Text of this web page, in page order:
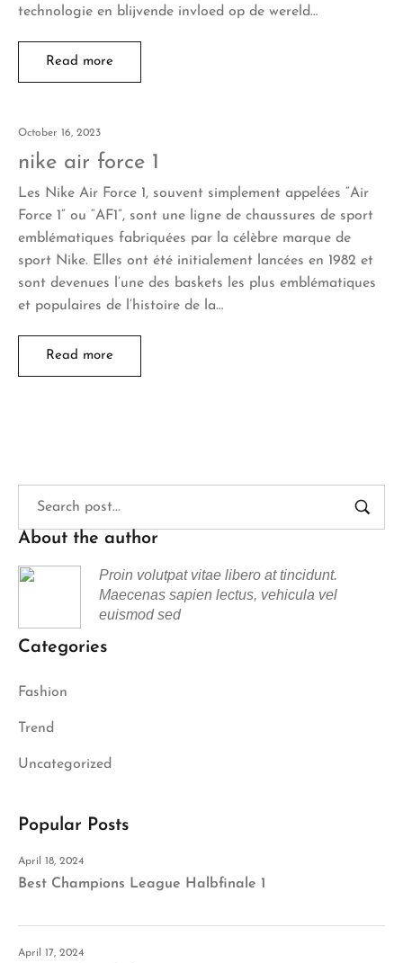
technologie en blijvende invloed op de wereld…
Read more
October 16, 2023
nike air force 1
Les Nike Air Force 1, souvent simplement appelées “Air
Force 1” ou “AF1”, sont une ligne de chaussures de sport
emblématiques fabriquées par la célèbre marque de
sport Nike. Elles ont été initialement lancées en 1982 et
sont devenues l’une des baskets les plus emblématiques
et populaires de l’histoire de la…
Read more
About the author
Proin volutpat vitae libero at tincidunt.
Maecenas sapien lectus, vehicula vel
euismod sed
Categories
Fashion
Trend
Uncategorized
Popular Posts
April 18, 2024
Best Champions League Halbfinale 1
April 17, 2024